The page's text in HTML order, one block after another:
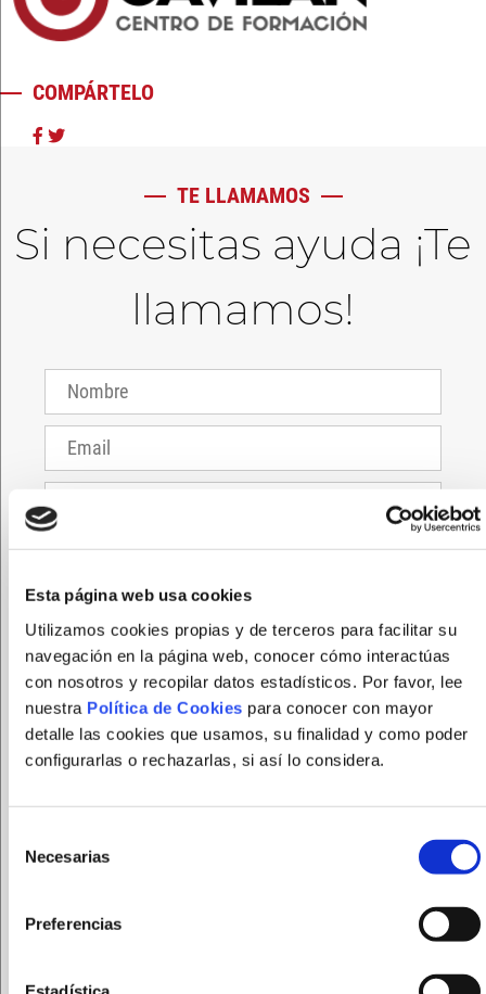
Esta página web usa cookies
Utilizamos cookies propias y de terceros para facilitar su
navegación en la página web, conocer cómo interactúas
con nosotros y recopilar datos estadísticos. Por favor, lee
nuestra Política de Cookies para conocer con mayor
detalle las cookies que usamos, su finalidad y como poder
configurarlas o rechazarlas, si así lo considera.
Necesarias
Preferencias
COMPÁRTELO
TE LLAMAMOS
Si necesitas ayuda ¡Te
llamamos!
FUNDACION FEPAMIC tratará sus datos personales
para gestionar el registro en la página web. Puede
ejercer sus derechos de acceso, rectificación,
supresión y portabilidad de sus datos, de limitación y
oposición a su tratamiento, así como a no ser objeto
política de privacidad
antes de proporcionarnos sus datos personales.
y las condiciones